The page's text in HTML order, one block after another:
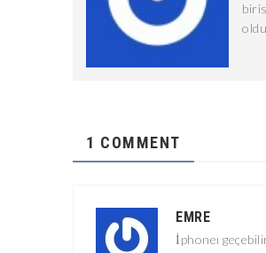
1 COMMENT
EMRE
İphoneı